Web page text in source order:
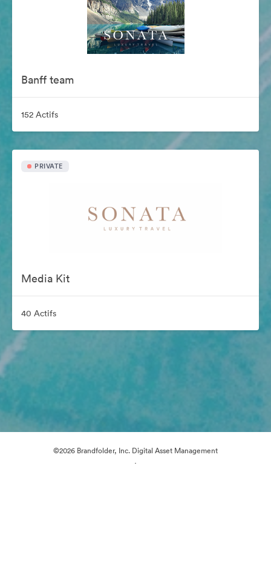
Banff team
152 Actifs
PRIVATE
Media Kit
40 Actifs
©2026 Brandfolder, Inc. Digital Asset Management
·